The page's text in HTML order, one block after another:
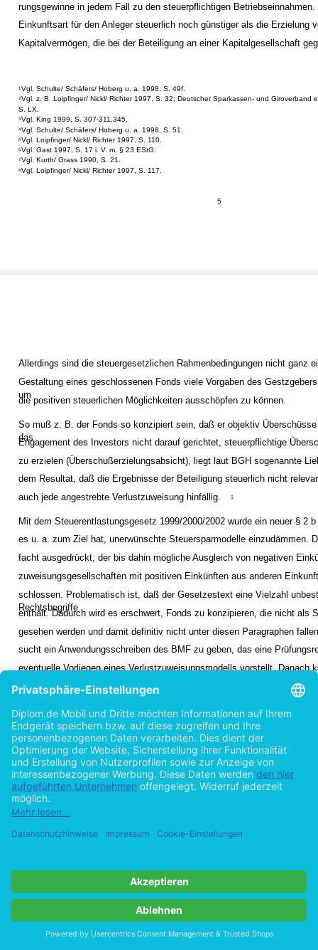
rungsgewinne in jedem Fall zu den steuerpflichtigen
Einkunftsart für den Anleger steuerlich noch günstiger als die Erzielung
Kapitalvermögen, die bei der Beteiligung an einer Kapitalgesellschaft
1Vgl. Schulte/ Schäfers/ Hoberg u. a. 1998, S. 49f.
2Vgl. z. B. Loipfinger/ Nickl/ Richter 1997, S. 32; Deutscher Sparkassen- und Giroverband
S. LX.
3Vgl. King 1999, S. 307-311,345.
4Vgl. Schulte/ Schäfers/ Hoberg u. a. 1998, S. 51.
5Vgl. Loipfinger/ Nickl/ Richter 1997, S. 110.
6Vgl. Gast 1997, S. 17 i. V. m. § 23 EStG.
7Vgl. Kurth/ Grass 1990, S. 21.
8Vgl. Loipfinger/ Nickl/ Richter 1997, S. 117.
5
Allerdings sind die steuergesetzlichen Rahmenbedingungen nicht ganz
Gestaltung eines geschlossenen Fonds viele Vorgaben des
um
die positiven steuerlichen Möglichkeiten ausschöpfen zu können.
So muß z. B. der Fonds so konzipiert sein, daß er objektiv
das
Engagement des Investors nicht darauf gerichtet, steuerpflichtige
zu erzielen (Überschußerzielungsabsicht), liegt laut BGH sogenannte
dem Resultat, daß die Ergebnisse der Beteiligung steuerlich nicht
auch jede angestrebte Verlustzuweisung hinfällig.
1
Mit dem Steuerentlastungsgesetz 1999/2000/2002 wurde ein neuer § 2
es u. a. zum Ziel hat, unerwünschte Steuersparmodelle einzudämmen.
facht ausgedrückt, der bis dahin mögliche Ausgleich von negativen
zuweisungsgesellschaften mit positiven Einkünften aus anderen
schlossen. Problematisch ist, daß der Gesetzestext eine Vielzahl
Rechtsbegriffe
enthält. Dadurch wird es erschwert, Fonds zu konzipieren, die nicht als
gesehen werden und damit definitiv nicht unter diesen Paragraphen
sucht ein Anwendungsschreiben des BMF zu geben, das eine
eventuelle Vorliegen eines Verlustzuweisungsmodells vorstellt. Danach
z. B. keinesfalls zur Anwendung, wenn der steuerliche Verlust unter 50
Steuervorteil das eingesetzte Eigenkapital übersteigt.
3Die
EStG
haben negative Auswirkungen für die Attraktivität sämtlicher
Liegt keine Verlustzuweisungsgesellschaft vor, ist zwar die
über die Grenzen der Einkunftsarten hinweg möglich, mit dem
1999/2000/2002 wurde hier jedoch ein Limit gesetzt: Gemäß dem neu
EStG dürfen Verluste nur noch bis zu DM 100.000 (bei
voll verrechnet werden. Darüber hinaus verbleibende Verluste können
anderslautende Vorschrift entgegensteht.
Vgl. Kurth/ Grass 1990, S. 78.